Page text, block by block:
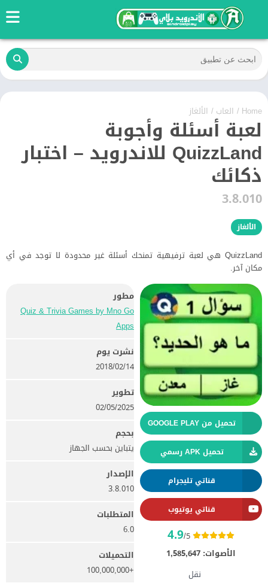
Home
/ العاب / الألغاز
لعبة أسئلة وأجوبة
QuizzLand للاندرويد – اختبار
ذكائك
3.8.010
الألغاز
QuizzLand هي لعبة ترفيهية تمنحك أسئلة غير محدودة لا توجد في أي
مكان آخر.
تحميل من GOOGLE PLAY
تحميل APK رسمي
قناتي تليجرام
قناتي يوتيوب
4.9/5
الأصوات: 1,585,647
نقل
مطور
Quiz & Trivia Games by Mno Go
Apps‏
نشرت يوم
14‏/02‏/2018
تطوير
02/05/2025
بحجم
يتباين بحسب الجهاز
الإصدار
3.8.010
المتطلبات
6.0
التحميلات
+100,000,000